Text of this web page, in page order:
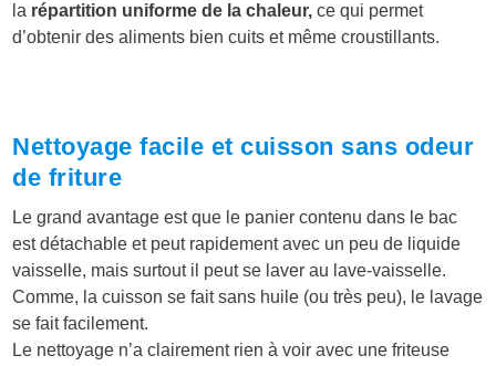
la répartition uniforme de la chaleur, ce qui permet
d’obtenir des aliments bien cuits et même croustillants.
Nettoyage facile et cuisson sans odeur
de friture
Le grand avantage est que le panier contenu dans le bac
est détachable et peut rapidement avec un peu de liquide
vaisselle, mais surtout il peut se laver au lave-vaisselle.
Comme, la cuisson se fait sans huile (ou très peu), le lavage
se fait facilement.
Le nettoyage n’a clairement rien à voir avec une friteuse